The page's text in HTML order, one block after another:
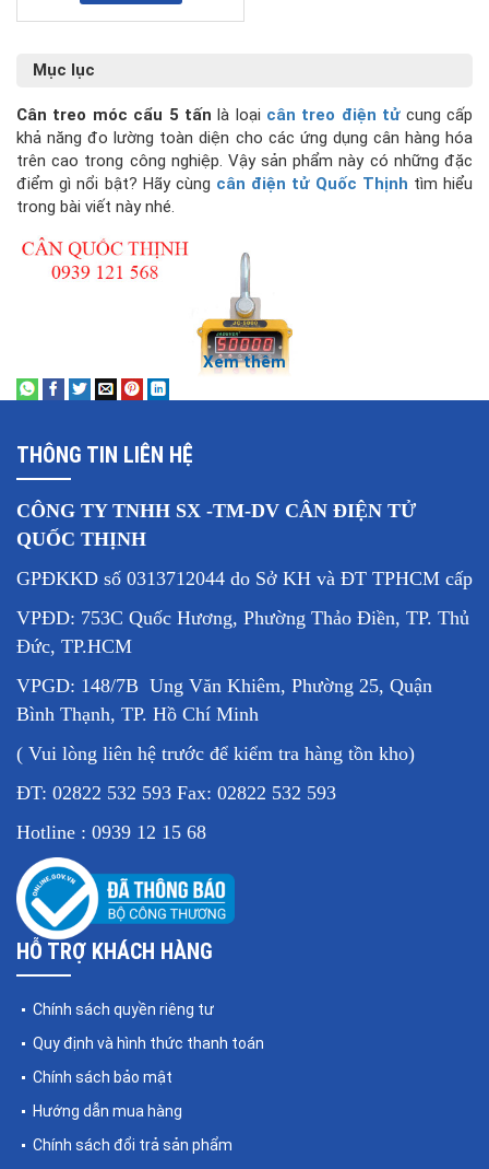
Mục lục
Cân treo móc cẩu 5 tấn là loại cân treo điện tửcung cấp
khả năng đo lường toàn diện cho các ứng dụng cân hàng hóa
trên cao trong công nghiệp. Vậy sản phẩm này có những đặc
điểm gì nổi bật? Hãy cùng cân điện tử Quốc Thịnh tìm hiểu
trong bài viết này nhé.
Giới thiệu chung về cân treo điện tử 5 tấn
Cân treo điện tử 5 tấnlà dòng cân treo có khả năng cân tối
đa 5000kg với sai số chuẩn là 1kg, 2kg. Đây là dòng cân có
thiết kế nhỏ gọn, chuyên dùng cân các hàng hóa ở trên cao
trong công nghiệp, sản xuất, kinh doanh sắt thép...
Một số dòng cân móc treo điện tử 5 tấn phổ biến như:
treo 5 tấn OCS AAE 5T, cân treo 5 tấn CAS, cân treo 5 tấn JC..
>>> Xem thêm:
Cân treo móc cẩu 10 tấn
Cân sàn điện tử 5 tấn
Các tính năng nổi bật của cân móc treo 5 tấn
Xem thêm
THÔNG TIN LIÊN HỆ
CÔNG TY TNHH SX -TM-DV CÂN ĐIỆN TỬ
QUỐC THỊNH
GPĐKKD số 0313712044 do Sở KH và ĐT TPHCM cấp
VPĐD: 753C Quốc Hương, Phường Thảo Điền, TP. Thủ
Đức, TP.HCM
VPGD: 148/7B Ung Văn Khiêm, Phường 25, Quận
Bình Thạnh, TP. Hồ Chí Minh
( Vui lòng liên hệ trước để kiểm tra hàng tồn kho)
ĐT: 02822 532 593 Fax: 02822 532 593
Hotline : 0939 12 15 68
HỖ TRỢ KHÁCH HÀNG
Chính sách quyền riêng tư
Quy định và hình thức thanh toán
Chính sách bảo mật
Hướng dẫn mua hàng
Chính sách đổi trả sản phẩm